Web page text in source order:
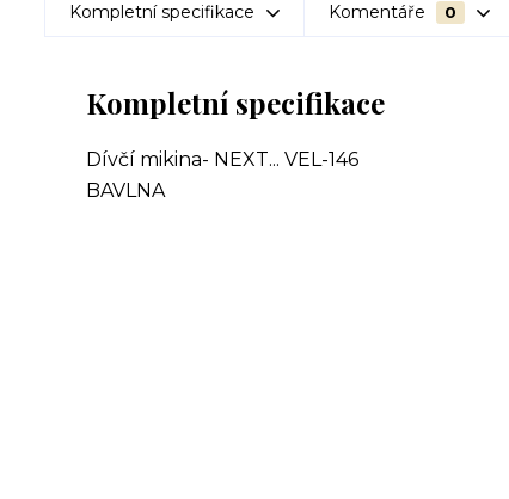
Kompletní specifikace Komentáře 0
Kompletní specifikace
Dívčí mikina- NEXT... VEL-146
BAVLNA